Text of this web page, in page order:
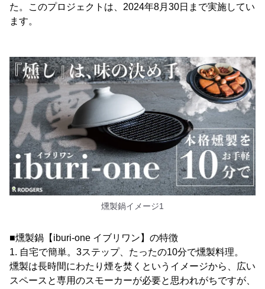
た。このプロジェクトは、2024年8月30日まで実施してい
ます。
燻製鍋イメージ1
■燻製鍋【iburi-one イブリワン】の特徴
1. 自宅で簡単。3ステップ、たったの10分で燻製料理。
燻製は長時間にわたり煙を焚くというイメージから、広い
スペースと専用のスモーカーが必要と思われがちですが、